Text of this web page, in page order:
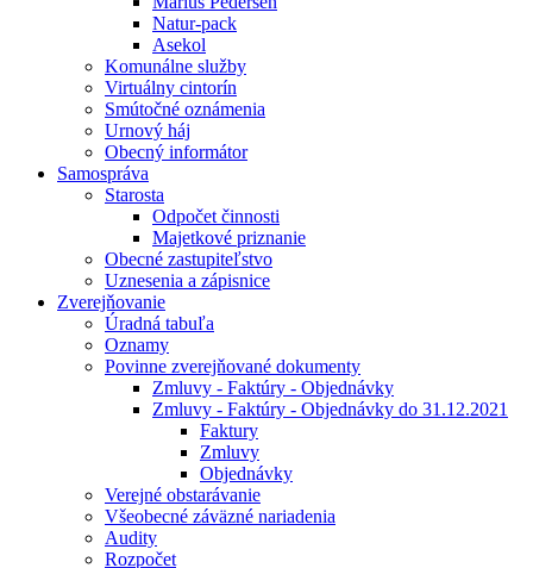
Natur-pack
Asekol
Komunálne služby
Virtuálny cintorín
Smútočné oznámenia
Urnový háj
Obecný informátor
Samospráva
Starosta
Odpočet činnosti
Majetkové priznanie
Obecné zastupiteľstvo
Uznesenia a zápisnice
Zverejňovanie
Úradná tabuľa
Oznamy
Povinne zverejňované dokumenty
Zmluvy - Faktúry - Objednávky
Zmluvy - Faktúry - Objednávky do 31.12.2021
Faktury
Zmluvy
Objednávky
Verejné obstarávanie
Všeobecné záväzné nariadenia
Audity
Rozpočet